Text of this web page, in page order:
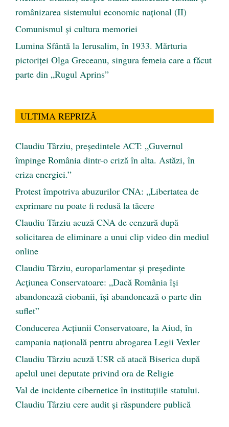
românizarea sistemului economic naţional (II)
Comunismul şi cultura memoriei
Lumina Sfântă la Ierusalim, în 1933. Mărturia
pictoriței Olga Greceanu, singura femeia care a făcut
parte din „Rugul Aprins”
ULTIMA REPRIZĂ
Claudiu Târziu, președintele ACT: „Guvernul
împinge România dintr-o criză în alta. Astăzi, în
criza energiei.”
Protest împotriva abuzurilor CNA: „Libertatea de
exprimare nu poate fi redusă la tăcere
Claudiu Târziu acuză CNA de cenzură după
solicitarea de eliminare a unui clip video din mediul
online
Claudiu Târziu, europarlamentar și președinte
Acțiunea Conservatoare: „Dacă România își
abandonează ciobanii, își abandonează o parte din
suflet”
Conducerea Acțiunii Conservatoare, la Aiud, în
campania națională pentru abrogarea Legii Vexler
Claudiu Târziu acuză USR că atacă Biserica după
apelul unei deputate privind ora de Religie
Val de incidente cibernetice în instituțiile statului.
Claudiu Târziu cere audit și răspundere publică